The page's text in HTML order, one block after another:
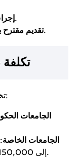
في بعض الجامعات.
تقديم مقترحفي بعض التخصصات الأكاديمية.
تختلف التكاليف بناءً على الجامعة والتخصص:
الجامعات
الجامعات الخاصة
إلى 150,000 جنيه مصري سنويًا حسب التخصص.